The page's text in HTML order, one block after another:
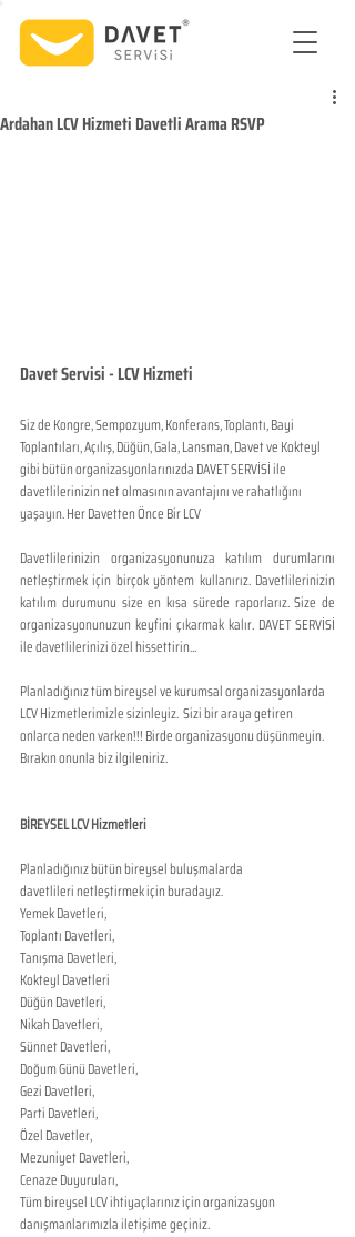
Ardahan LCV Hizmeti Davetli Arama RSVP
Davet Servisi - LCV Hizmeti
Siz de Kongre, Sempozyum, Konferans, Toplantı, Bayi
Toplantıları, Açılış, Düğün, Gala, Lansman, Davet ve Kokteyl
gibi bütün organizasyonlarınızda DAVET SERVİSİ ile
davetlilerinizin net olmasının avantajını ve rahatlığını
yaşayın. Her Davetten Önce Bir LCV
Davetlilerinizin organizasyonunuza katılım durumlarını
netleştirmek için birçok yöntem kullanırız. Davetlilerinizin
katılım durumunu size en kısa sürede raporlarız. Size de
organizasyonunuzun keyfini çıkarmak kalır. DAVET SERVİSİ
ile davetlilerinizi özel hissettirin...
Planladığınız tüm bireysel ve kurumsal organizasyonlarda
LCV Hizmetlerimizle sizinleyiz.  Sizi bir araya getiren
onlarca neden varken!!! Birde organizasyonu düşünmeyin.
Bırakın onunla biz ilgileniriz.
BİREYSEL LCV Hizmetleri
Planladığınız bütün bireysel buluşmalarda
davetlileri netleştirmek için buradayız.
Yemek Davetleri,
Toplantı Davetleri,
Tanışma Davetleri,
Kokteyl Davetleri
Düğün Davetleri,
Nikah Davetleri,
Sünnet Davetleri,
Doğum Günü Davetleri,
Gezi Davetleri,
Parti Davetleri,
Özel Davetler,
Mezuniyet Davetleri,
Cenaze Duyuruları,
Tüm bireysel LCV ihtiyaçlarınız için organizasyon
danışmanlarımızla iletişime geçiniz.